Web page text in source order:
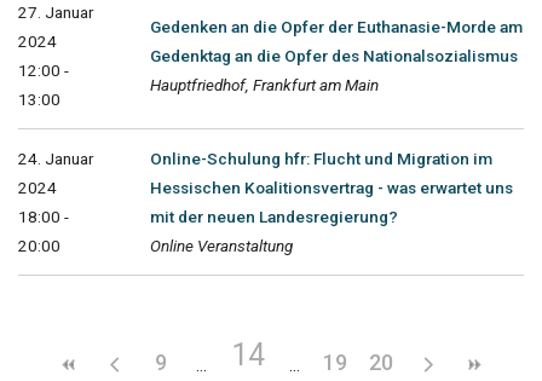
27. Januar
2024
12:00 -
13:00
Gedenken an die Opfer der Euthanasie-Morde am
Gedenktag an die Opfer des Nationalsozialismus
Hauptfriedhof, Frankfurt am Main
24. Januar
2024
18:00 -
20:00
Online-Schulung hfr: Flucht und Migration im
Hessischen Koalitionsvertrag - was erwartet uns
mit der neuen Landesregierung?
Online Veranstaltung
9 14 19 20